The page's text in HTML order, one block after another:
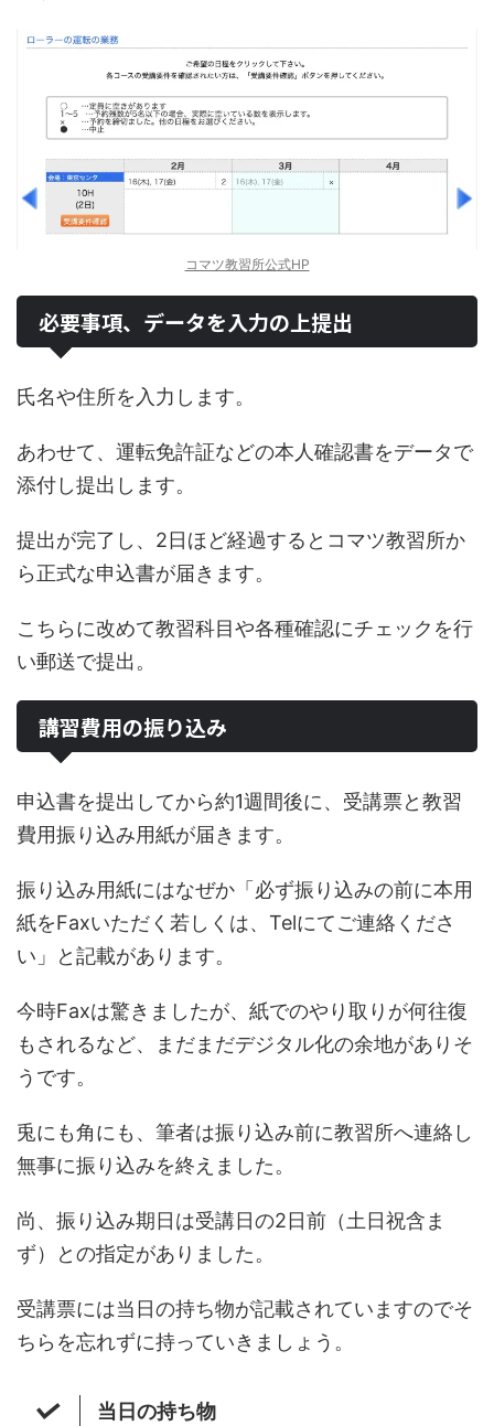
コマツ教習所公式HP
必要事項、データを入力の上提出
氏名や住所を入力します。
あわせて、運転免許証などの本人確認書をデータで
添付し提出します。
提出が完了し、2日ほど経過するとコマツ教習所か
ら正式な申込書が届きます。
こちらに改めて教習科目や各種確認にチェックを行
い郵送で提出。
講習費用の振り込み
申込書を提出してから約1週間後に、受講票と教習
費用振り込み用紙が届きます。
振り込み用紙にはなぜか「必ず振り込みの前に本用
紙をFaxいただく若しくは、Telにてご連絡くださ
い」と記載があります。
今時Faxは驚きましたが、紙でのやり取りが何往復
もされるなど、まだまだデジタル化の余地がありそ
うです。
兎にも角にも、筆者は振り込み前に教習所へ連絡し
無事に振り込みを終えました。
尚、振り込み期日は受講日の2日前（土日祝含ま
ず）との指定がありました。
受講票には当日の持ち物が記載されていますのでそ
ちらを忘れずに持っていきましょう。
当日の持ち物